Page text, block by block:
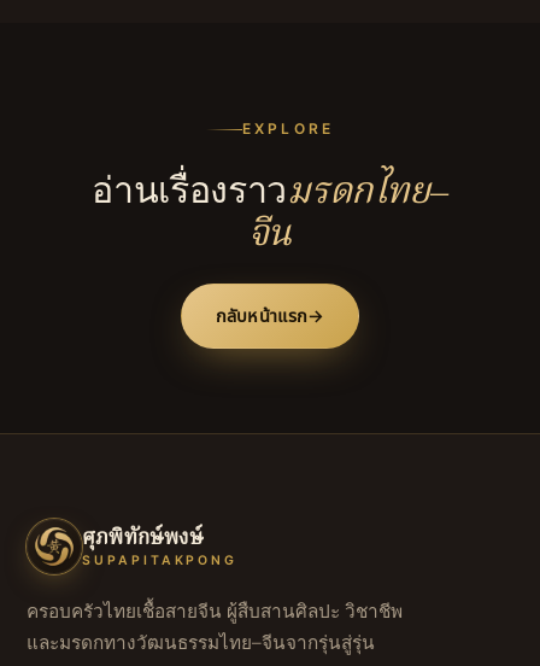
EXPLORE
อ่านเรื่องราวมรดกไทย–
จีน
กลับหน้าแรก→
ศุภพิทักษ์พงษ์
SUPAPITAKPONG
ครอบครัวไทยเชื้อสายจีน ผู้สืบสานศิลปะ วิชาชีพ
และมรดกทางวัฒนธรรมไทย–จีนจากรุ่นสู่รุ่น